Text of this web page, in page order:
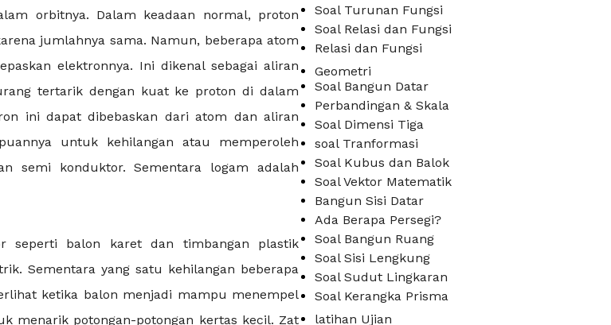
orbitnya. Dalam keadaan normal, proton
jumlahnya sama. Namun, beberapa atom
elektronnya. Ini dikenal sebagai aliran
tertarik dengan kuat ke proton di dalam
ini dapat dibebaskan dari atom dan aliran
untuk kehilangan atau memperoleh
semi konduktor. Sementara logam adalah
seperti balon karet dan timbangan plastik
Sementara yang satu kehilangan beberapa
ketika balon menjadi mampu menempel
menarik potongan-potongan kertas kecil. Zat
Soal Turunan Fungsi
Soal Relasi dan Fungsi
Relasi dan Fungsi
Geometri
Soal Bangun Datar
Perbandingan & Skala
Soal Dimensi Tiga
soal Tranformasi
Soal Kubus dan Balok
Soal Vektor Matematik
Bangun Sisi Datar
Ada Berapa Persegi?
Soal Bangun Ruang
Soal Sisi Lengkung
Soal Sudut Lingkaran
Soal Kerangka Prisma
latihan Ujian